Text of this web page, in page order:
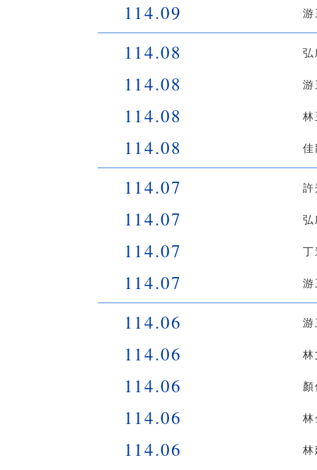
114.09
114.08
114.08
114.08
114.08
114.07
114.07
114.07
114.07
114.06
114.06
114.06
114.06
114.06